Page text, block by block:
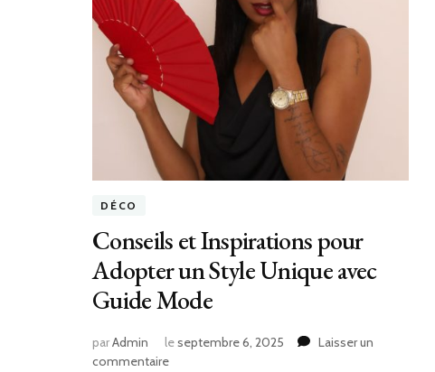
DÉCO
Conseils et Inspirations pour
Adopter un Style Unique avec
Guide Mode
parAdmin leseptembre 6, 2025
Laisser un
commentairesur